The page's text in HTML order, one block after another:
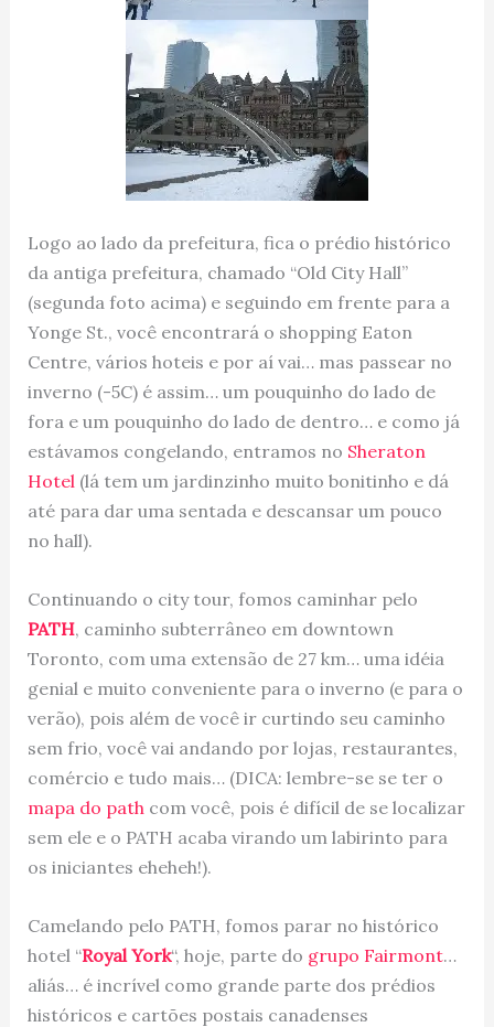
Logo ao lado da prefeitura, fica o prédio histórico
da antiga prefeitura, chamado “Old City Hall”
(segunda foto acima) e seguindo em frente para a
Yonge St., você encontrará o shopping Eaton
Centre, vários hoteis e por aí vai… mas passear no
inverno (-5C) é assim… um pouquinho do lado de
fora e um pouquinho do lado de dentro… e como já
estávamos congelando, entramos no Sheraton
Hotel (lá tem um jardinzinho muito bonitinho e dá
até para dar uma sentada e descansar um pouco
no hall).
Continuando o city tour, fomos caminhar pelo
PATH, caminho subterrâneo em downtown
Toronto, com uma extensão de 27 km… uma idéia
genial e muito conveniente para o inverno (e para o
verão), pois além de você ir curtindo seu caminho
sem frio, você vai andando por lojas, restaurantes,
comércio e tudo mais… (DICA: lembre-se se ter o
mapa do path com você, pois é difícil de se localizar
sem ele e o PATH acaba virando um labirinto para
os iniciantes eheheh!).
Camelando pelo PATH, fomos parar no histórico
hotel “Royal York“, hoje, parte do grupo Fairmont…
aliás… é incrível como grande parte dos prédios
históricos e cartões postais canadenses